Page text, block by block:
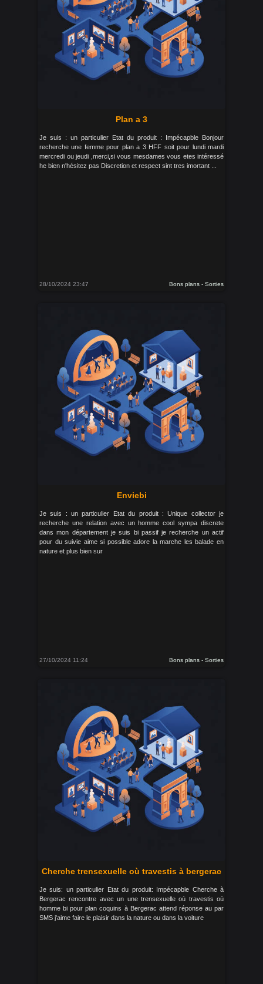
Plan a 3
Je suis : un particulier Etat du produit : Impécapble Bonjour
recherche une femme pour plan a 3 HFF soit pour lundi mardi
mercredi ou jeudi ,merci,si vous mesdames vous etes intéressé
he bien n'hésitez pas Discretion et respect sint tres imortant ...
28/10/2024 23:47 Bons plans - Sorties
Enviebi
Je suis : un particulier Etat du produit : Unique collector je
recherche une relation avec un homme cool sympa discrete
dans mon département je suis bi passif je recherche un actif
pour du suivie aime si possible adore la marche les balade en
nature et plus bien sur
27/10/2024 11:24 Bons plans - Sorties
Cherche trensexuelle où travestis à bergerac
Je suis: un particulier Etat du produit: Impécapble Cherche à
Bergerac rencontre avec un une trensexuelle où travestis où
homme bi pour plan coquins à Bergerac attend réponse au par
SMS j'aime faire le plaisir dans la nature ou dans la voiture